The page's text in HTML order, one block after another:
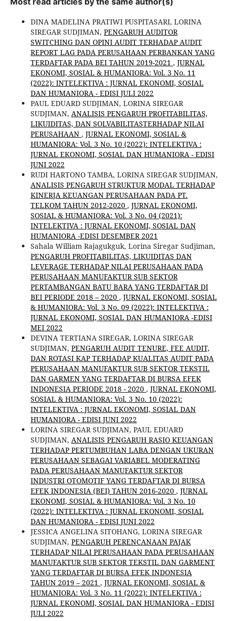
DINA MADELINA PRATIWI PUSPITASARI, LORINA
SIREGAR SUDJIMAN, PENGARUH AUDITOR
SWITCHING DAN OPINI AUDIT TERHADAP AUDIT
REPORT LAG PADA PERUSAHAAN PERBANKAN YANG
TERDAFTAR PADA BEI TAHUN 2019-2021 , JURNAL
EKONOMI, SOSIAL & HUMANIORA: Vol. 3 No. 11
(2022): INTELEKTIVA : JURNAL EKONOMI, SOSIAL
DAN HUMANIORA - EDISI JULI 2022
PAUL EDUARD SUDJIMAN, LORINA SIREGAR
SUDJIMAN, ANALISIS PENGARUH PROFITABILITAS,
LIKUIDITAS, DAN SOLVABILITASTERHADAP NILAI
PERUSAHAAN , JURNAL EKONOMI, SOSIAL &
HUMANIORA: Vol. 3 No. 10 (2022): INTELEKTIVA :
JURNAL EKONOMI, SOSIAL DAN HUMANIORA - EDISI
JUNI 2022
RUDI HARTONO TAMBA, LORINA SIREGAR SUDJIMAN,
ANALISIS PENGARUH STRUKTUR MODAL TERHADAP
KINERJA KEUANGAN PERUSAHAAN PADA PT.
TELKOM TAHUN 2012-2020 , JURNAL EKONOMI,
SOSIAL & HUMANIORA: Vol. 3 No. 04 (2021):
INTELEKTIVA : JURNAL EKONOMI, SOSIAL DAN
HUMANIORA -EDISI DESEMBER 2021
Sahala William Rajagukguk, Lorina Siregar Sudjiman,
PENGARUH PROFITABILITAS, LIKUIDITAS DAN
LEVERAGE TERHADAP NILAI PERUSAHAAN PADA
PERUSAHAAN MANUFAKTUR SUB SEKTOR
PERTAMBANGAN BATU BARA YANG TERDAFTAR DI
BEI PERIODE 2018 – 2020 , JURNAL EKONOMI, SOSIAL
& HUMANIORA: Vol. 3 No. 09 (2022): INTELEKTIVA :
JURNAL EKONOMI, SOSIAL DAN HUMANIORA -EDISI
MEI 2022
DEVINA TERTIANA SIREGAR, LORINA SIREGAR
SUDJIMAN, PENGARUH AUDIT TENURE, FEE AUDIT,
DAN ROTASI KAP TERHADAP KUALITAS AUDIT PADA
PERUSAHAAN MANUFAKTUR SUB SEKTOR TEKSTIL
DAN GARMEN YANG TERDAFTAR DI BURSA EFEK
INDONESIA PERIODE 2018 - 2020 , JURNAL EKONOMI,
SOSIAL & HUMANIORA: Vol. 3 No. 10 (2022):
INTELEKTIVA : JURNAL EKONOMI, SOSIAL DAN
HUMANIORA - EDISI JUNI 2022
LORINA SIREGAR SUDJIMAN, PAUL EDUARD
SUDJIMAN, ANALISIS PENGARUH RASIO KEUANGAN
TERHADAP PERTUMBUHAN LABA DENGAN UKURAN
PERUSAHAAN SEBAGAI VARIABEL MODERATING
PADA PERUSAHAAN MANUFAKTUR SEKTOR
INDUSTRI OTOMOTIF YANG TERDAFTAR DI BURSA
EFEK INDONESIA (BEI) TAHUN 2016-2020 , JURNAL
EKONOMI, SOSIAL & HUMANIORA: Vol. 3 No. 10
(2022): INTELEKTIVA : JURNAL EKONOMI, SOSIAL
DAN HUMANIORA - EDISI JUNI 2022
JESSICA ANGELINA SITOHANG, LORINA SIREGAR
SUDJIMAN, PENGARUH PERENCANAAN PAJAK
TERHADAP NILAI PERUSAHAAN PADA PERUSAHAAN
MANUFAKTUR SUB SEKTOR TEKSTIL DAN GARMENT
YANG TERDAFTAR DI BURSA EFEK INDONESIA
TAHUN 2019 – 2021 , JURNAL EKONOMI, SOSIAL &
HUMANIORA: Vol. 3 No. 11 (2022): INTELEKTIVA :
JURNAL EKONOMI, SOSIAL DAN HUMANIORA - EDISI
JULI 2022